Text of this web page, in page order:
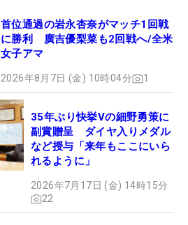
首位通過の岩永杏奈がマッチ1回戦
に勝利 廣吉優梨菜も2回戦へ/全米
女子アマ
2026年8月7日 (金) 10時04分 1
35年ぶり快挙Vの細野勇策に
副賞贈呈 ダイヤ入りメダル
など授与「来年もここにいら
れるように」
2026年7月17日 (金) 14時15分
22